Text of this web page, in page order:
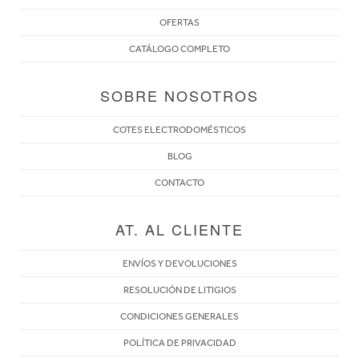
OFERTAS
CATÁLOGO COMPLETO
SOBRE NOSOTROS
COTES ELECTRODOMÉSTICOS
BLOG
CONTACTO
AT. AL CLIENTE
ENVÍOS Y DEVOLUCIONES
RESOLUCIÓN DE LITIGIOS
CONDICIONES GENERALES
POLÍTICA DE PRIVACIDAD